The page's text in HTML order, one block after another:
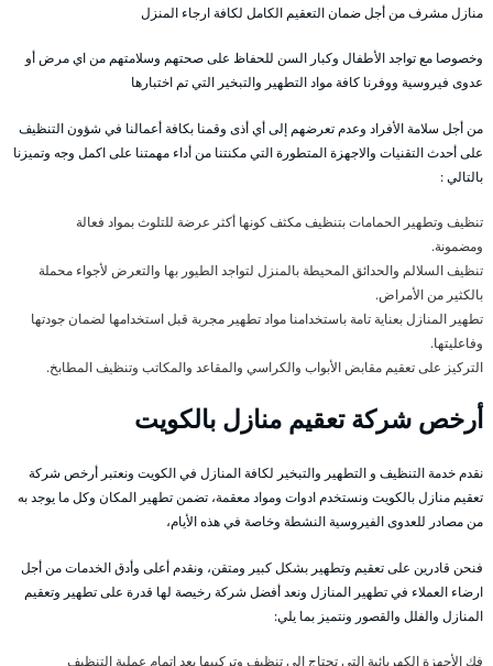
منازل مشرف من أجل ضمان التعقيم الكامل لكافة ارجاء المنزل
وخصوصا مع تواجد الأطفال وكبار السن للحفاظ على صحتهم وسلامتهم من اي مرض أو
عدوى فيروسية ووفرنا كافة مواد التطهير والتبخير التي تم اختبارها
من أجل سلامة الأفراد وعدم تعرضهم إلى أي أذى وقمنا بكافة أعمالنا في شؤون التنظيف
على أحدث التقنيات والاجهزة المتطورة التي مكنتنا من أداء مهمتنا على اكمل وجه وتميزنا
بالتالي :
تنظيف وتطهير الحمامات بتنظيف مكثف كونها أكثر عرضة للتلوث بمواد فعالة
ومضمونة.
تنظيف السلالم والحدائق المحيطة بالمنزل لتواجد الطيور بها والتعرض لأجواء محملة
بالكثير من الأمراض.
تطهير المنازل بعناية تامة باستخدامنا مواد تطهير مجربة قبل استخدامها لضمان جودتها
وفاعليتها.
التركيز على تعقيم مقابض الأبواب والكراسي والمقاعد والمكاتب وتنظيف المطابخ.
أرخص شركة تعقيم منازل بالكويت
نقدم خدمة التنظيف و التطهير والتبخير لكافة المنازل في الكويت ونعتبر أرخص شركة
تعقيم منازل بالكويت ونستخدم ادوات ومواد معقمة، تضمن تطهير المكان وكل ما يوجد به
من مصادر للعدوى الفيروسية النشطة وخاصة في هذه الأيام،
فنحن قادرين على تعقيم وتطهير بشكل كبير ومتقن، ونقدم أعلى وأدق الخدمات من أجل
ارضاء العملاء في تطهير المنازل ونعد أفضل شركة رخيصة لها قدرة على تطهير وتعقيم
المنازل والفلل والقصور ونتميز بما يلي:
فك الأجهزة الكهربائية التي تحتاج الى تنظيف وتركيبها بعد إتمام عملية التنظيف